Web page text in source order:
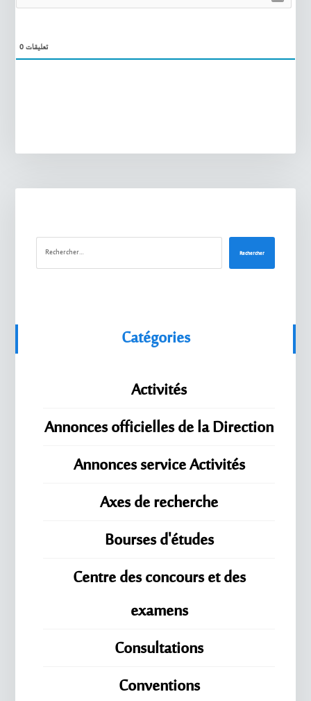
0تعليقات
Rechercher
Catégories
Activités
Annonces officielles de la Direction
Annonces service Activités
Axes de recherche
Bourses d'études
Centre des concours et des
examens
Consultations
Conventions